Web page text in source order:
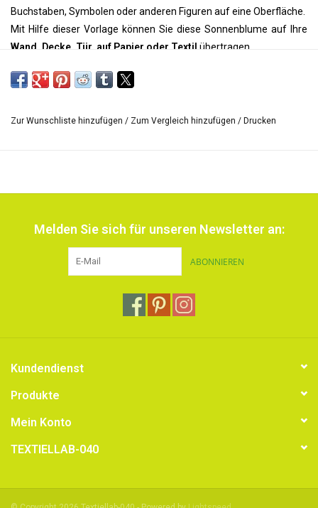
Buchstaben, Symbolen oder anderen Figuren auf eine Oberfläche.
Mit Hilfe dieser Vorlage können Sie diese Sonnenblume auf Ihre
Wand, Decke, Tür, auf Papier oder Textil übertragen
Textilfarbe mit einem Schwamm aus einer Sprühflasche, um Ihr
Puff Medium.
Zur Wunschliste hinzufügen / Zum Vergleich hinzufügen / Drucken
Melden Sie sich für unseren Newsletter an:
ABONNIEREN
Kundendienst
Produkte
Mein Konto
TEXTIELLAB-040